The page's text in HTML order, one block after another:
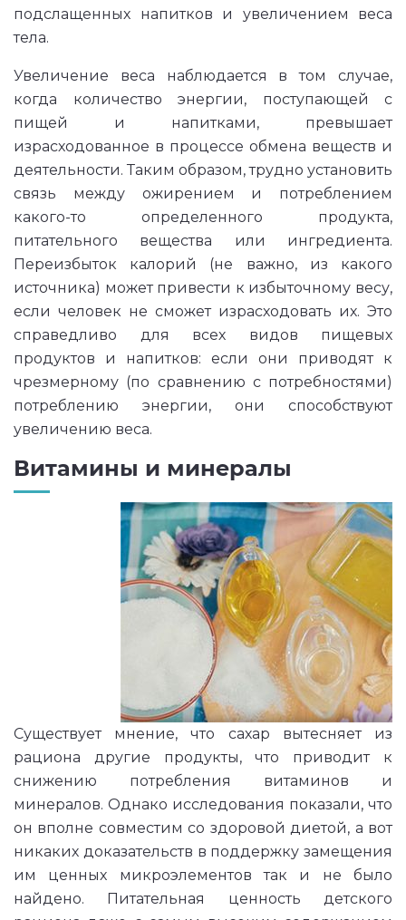
подслащенных напитков и увеличением веса
тела.
Увеличение веса наблюдается в том случае,
когда количество энергии, поступающей с
пищей и напитками, превышает
израсходованное в процессе обмена веществ и
деятельности. Таким образом, трудно установить
связь между ожирением и потреблением
какого-то определенного продукта,
питательного вещества или ингредиента.
Переизбыток калорий (не важно, из какого
источника) может привести к избыточному весу,
если человек не сможет израсходовать их. Это
справедливо для всех видов пищевых
продуктов и напитков: если они приводят к
чрезмерному (по сравнению с потребностями)
потреблению энергии, они способствуют
увеличению веса.
Витамины и минералы
Существует мнение, что сахар вытесняет из
рациона другие продукты, что приводит к
снижению потребления витаминов и
минералов. Однако исследования показали, что
он вполне совместим со здоровой диетой, а вот
никаких доказательств в поддержку замещения
им ценных микроэлементов так и не было
найдено. Питательная ценность детского